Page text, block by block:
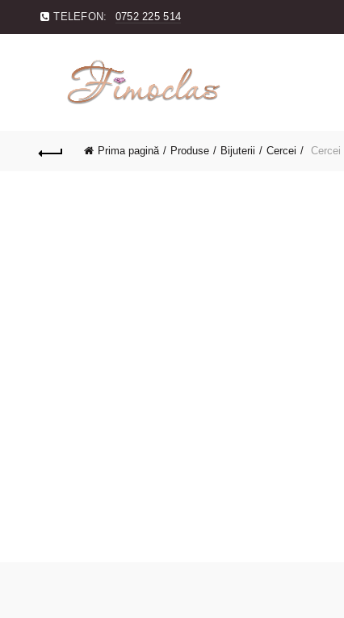
TELEFON: 0752 225 514
Prima pagină Produse Bijuterii Cercei Cercei